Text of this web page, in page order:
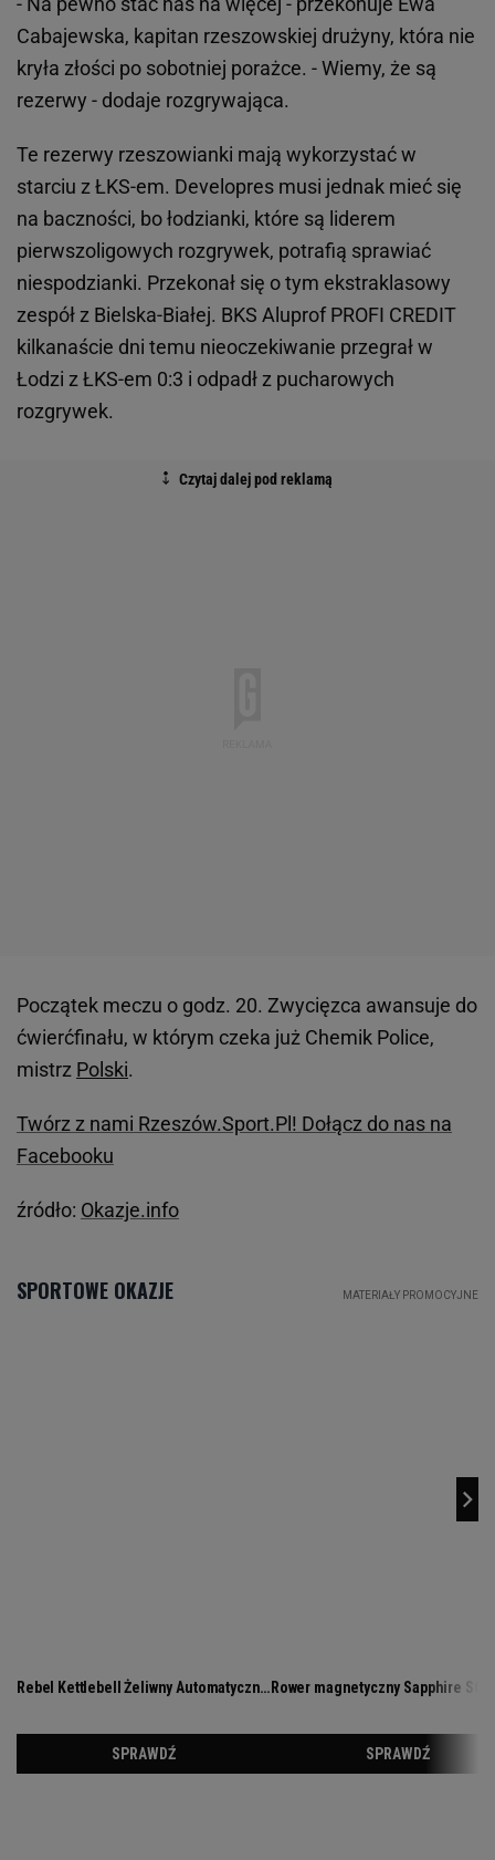
Cabajewska, kapitan rzeszowskiej drużyny, która nie
kryła złości po sobotniej porażce. - Wiemy, że są
rezerwy - dodaje rozgrywająca.
Te rezerwy rzeszowianki mają wykorzystać w
starciu z ŁKS-em. Developres musi jednak mieć się
na baczności, bo łodzianki, które są liderem
pierwszoligowych rozgrywek, potrafią sprawiać
niespodzianki. Przekonał się o tym ekstraklasowy
zespół z Bielska-Białej. BKS Aluprof PROFI CREDIT
kilkanaście dni temu nieoczekiwanie przegrał w
Łodzi z ŁKS-em 0:3 i odpadł z pucharowych
rozgrywek.
Początek meczu o godz. 20. Zwycięzca awansuje do
ćwierćfinału, w którym czeka już Chemik Police,
mistrz Polski.
Twórz z nami Rzeszów.Sport.Pl! Dołącz do nas na
Facebooku
źródło: Okazje.info